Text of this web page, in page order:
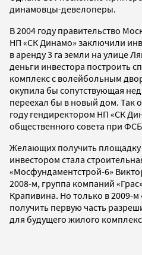
динамовцы-девелоперы.
В 2004 году правительство
НП «СК Динамо» заключили
в аренду 3 га земли на улице
деньги инвестора построить
комплекс с волейбольным
окупила бы сопутствующая
переехал бы в новый дом. Так
году гендиректором НП «СК
общественного совета при
Желающих получить площадку
инвестором стала
«Мосфундаментстрой-6»
2008-м, группа компаний
Крапивина. Но только в 2009-
получить первую часть
для будущего жилого